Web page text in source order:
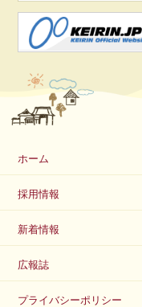
ホーム
採用情報
新着情報
広報誌
プライバシーポリシー